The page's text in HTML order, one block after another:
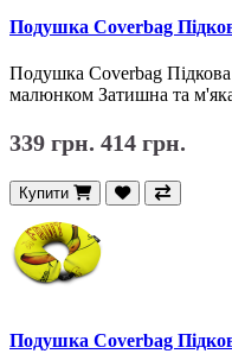
Подушка Coverbag
Подушка Coverbag
малюнком Затишна та
339 грн. 414 грн.
Купити
Подушка Coverbag